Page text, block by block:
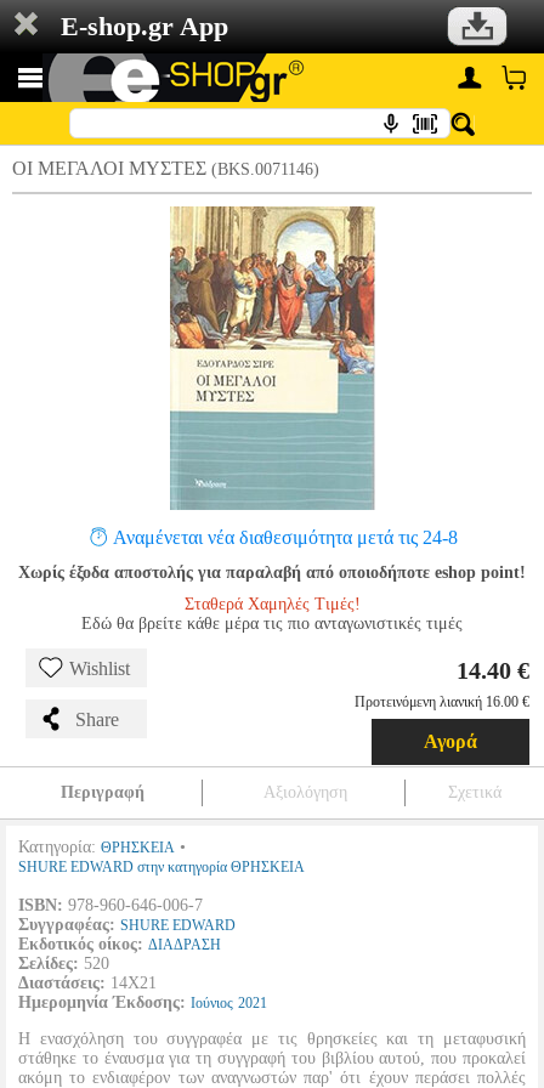
E-shop.gr App
ΟΙ ΜΕΓΑΛΟΙ ΜΥΣΤΕΣ (BKS.0071146)
Αναμένεται νέα διαθεσιμότητα μετά τις 24-8
Χωρίς έξοδα αποστολής για παραλαβή από οποιοδήποτε eshop point!
Σταθερά Χαμηλές Τιμές!
Εδώ θα βρείτε κάθε μέρα τις πιο ανταγωνιστικές τιμές
Wishlist
Share
14.40 €
Προτεινόμενη λιανική 16.00 €
Αγορά
Περιγραφή Αξιολόγηση Σχετικά
Κατηγορία: ΘΡΗΣΚΕΙΑ •
SHURE EDWARD στην κατηγορία ΘΡΗΣΚΕΙΑ
ISBN: 978-960-646-006-7
Συγγραφέας: SHURE EDWARD
Εκδοτικός οίκος: ΔΙΑΔΡΑΣΗ
Σελίδες: 520
Διαστάσεις: 14Χ21
Ημερομηνία Έκδοσης: Ιούνιος 2021
Η ενασχόληση του συγγραφέα με τις θρησκείες και τη μεταφυσική
στάθηκε το έναυσμα για τη συγγραφή του βιβλίου αυτού, που προκαλεί
ακόμη το ενδιαφέρον των αναγνωστών παρ' ότι έχουν περάσει πολλές